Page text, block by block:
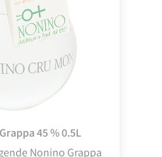
45 % 0.5L
Nonino Grappa